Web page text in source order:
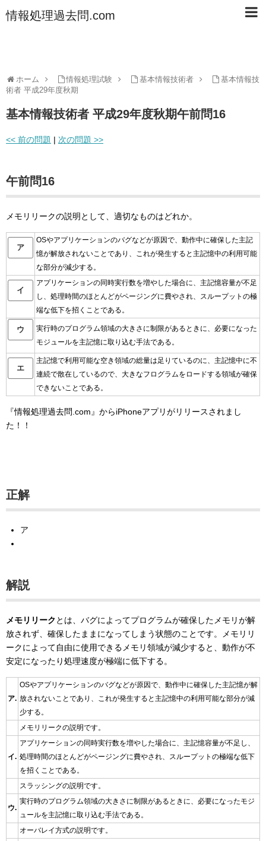
情報処理過去問.com
ホーム 情報処理試験 基本情報技術者
基本情報技
術者 平成29年度秋期
基本情報技術者 平成29年度秋期午前問16
<< 前の問題 | 次の問題 >>
午前問16
メモリリークの説明として、適切なものはどれか。
ア
OSやアプリケーションのバグなどが原因で、動作中に確保した主記
憶が解放されないことであり、これが発生すると主記憶中の利用可能
な部分が減少する。
イ
アプリケーションの同時実行数を増やした場合に、主記憶容量が不足
し、処理時間のほとんどがページングに費やされ、スループットの極
端な低下を招くことである。
ウ
実行時のプログラム領域の大きさに制限があるときに、必要になった
モジュールを主記憶に取り込む手法である。
エ
主記憶で利用可能な空き領域の総量は足りているのに、主記憶中に不
連続で散在しているので、大きなフログラムをロードする領域が確保
できないことである。
『情報処理過去問.com』からiPhoneアプリがリリースされまし
た！！
正解
ア
解説
メモリリーク とは、バグによってプログラムが確保したメモリが解
放されず、確保したままになってしまう状態のことです。メモリリ
ークによって自由に使用できるメモリ領域が減少すると、動作が不
安定になったり処理速度が極端に低下する。
ア.
OSやアプリケーションのバグなどが原因で、動作中に確保した主記憶が解
放されないことであり、これが発生すると主記憶中の利用可能な部分が減
少する。
メモリリークの説明です。
イ.
アプリケーションの同時実行数を増やした場合に、主記憶容量が不足し、
処理時間のほとんどがページングに費やされ、スループットの極端な低下
を招くことである。
スラッシングの説明です。
ウ.
実行時のプログラム領域の大きさに制限があるときに、必要になったモジ
ュールを主記憶に取り込む手法である。
オーバレイ方式の説明です。